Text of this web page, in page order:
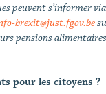
peuvent s’informer
brexit@just.fgov.be
pensions
pour les citoyens ?